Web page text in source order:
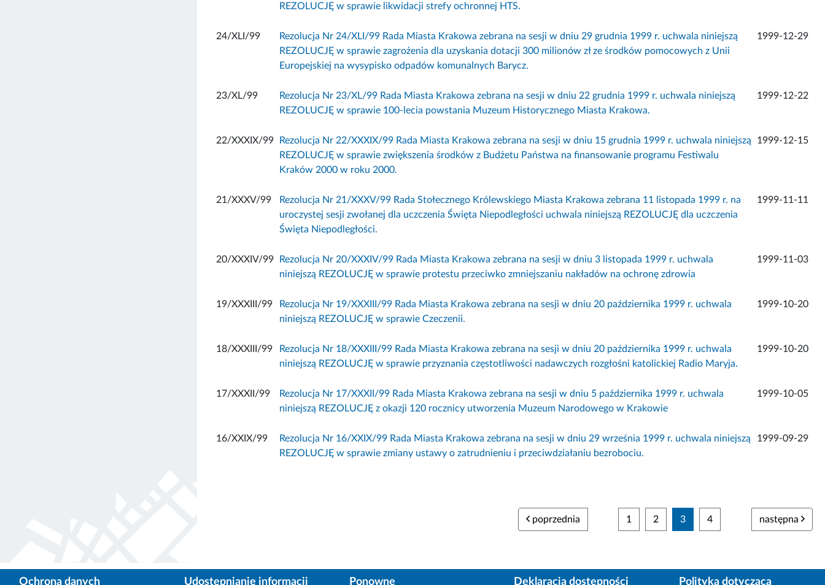
REZOLUCJĘ w sprawie likwidacji strefy ochronnej HTS.
24/XLI/99
Rezolucja Nr 24/XLI/99 Rada Miasta Krakowa zebrana na sesji w dniu 29 grudnia 1999 r. uchwala niniejszą
REZOLUCJĘ w sprawie zagrożenia dla uzyskania dotacji 300 milionów zł ze środków pomocowych z Unii
Europejskiej na wysypisko odpadów komunalnych Barycz.
1999-12-29
23/XL/99
Rezolucja Nr 23/XL/99 Rada Miasta Krakowa zebrana na sesji w dniu 22 grudnia 1999 r. uchwala niniejszą
REZOLUCJĘ w sprawie 100-lecia powstania Muzeum Historycznego Miasta Krakowa.
1999-12-22
22/XXXIX/99
Rezolucja Nr 22/XXXIX/99 Rada Miasta Krakowa zebrana na sesji w dniu 15 grudnia 1999 r. uchwala niniejszą
REZOLUCJĘ w sprawie zwiększenia środków z Budżetu Państwa na finansowanie programu Festiwalu
Kraków 2000 w roku 2000.
1999-12-15
21/XXXV/99
Rezolucja Nr 21/XXXV/99 Rada Stołecznego Królewskiego Miasta Krakowa zebrana 11 listopada 1999 r. na
uroczystej sesji zwołanej dla uczczenia Święta Niepodległości uchwala niniejszą REZOLUCJĘ dla uczczenia
Święta Niepodległości.
1999-11-11
20/XXXIV/99
Rezolucja Nr 20/XXXIV/99 Rada Miasta Krakowa zebrana na sesji w dniu 3 listopada 1999 r. uchwala
niniejszą REZOLUCJĘ w sprawie protestu przeciwko zmniejszaniu nakładów na ochronę zdrowia
1999-11-03
19/XXXIII/99
Rezolucja Nr 19/XXXIII/99 Rada Miasta Krakowa zebrana na sesji w dniu 20 października 1999 r. uchwala
niniejszą REZOLUCJĘ w sprawie Czeczenii.
1999-10-20
18/XXXIII/99
Rezolucja Nr 18/XXXIII/99 Rada Miasta Krakowa zebrana na sesji w dniu 20 października 1999 r. uchwala
niniejszą REZOLUCJĘ w sprawie przyznania częstotliwości nadawczych rozgłośni katolickiej Radio Maryja.
1999-10-20
17/XXXII/99
Rezolucja Nr 17/XXXII/99 Rada Miasta Krakowa zebrana na sesji w dniu 5 października 1999 r. uchwala
niniejszą REZOLUCJĘ z okazji 120 rocznicy utworzenia Muzeum Narodowego w Krakowie
1999-10-05
16/XXIX/99
Rezolucja Nr 16/XXIX/99 Rada Miasta Krakowa zebrana na sesji w dniu 29 września 1999 r. uchwala niniejszą
REZOLUCJĘ w sprawie zmiany ustawy o zatrudnieniu i przeciwdziałaniu bezrobociu.
1999-09-29
poprzednia 1 2 3 4 następna
Ochrona danych Udostępnianie informacji Ponowne Deklaracja dostępności Polityka dotycząca